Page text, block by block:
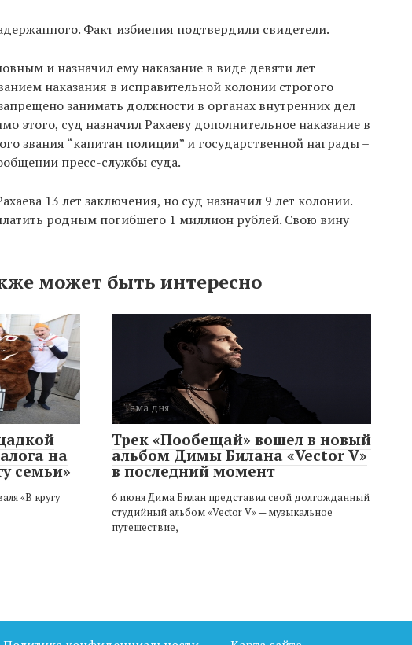
Факт избиения подтвердили свидетели.
и назначил ему наказание в виде девяти лет
наказания в исправительной колонии строгого
занимать должности в органах внутренних дел
этого, суд назначил Рахаеву дополнительное наказание в
звания “капитан полиции” и государственной награды –
пресс-службы суда.
13 лет заключения, но суд назначил 9 лет колонии.
родным погибшего 1 миллион рублей. Свою вину
может быть интересно
на
семьи»
«В кругу
Тема дня
Трек «Пообещай» вошел в новый
альбом Димы Билана «Vector V»
в последний момент
6 июня Дима Билан представил свой долгожданный
студийный альбом «Vector V» — музыкальное
путешествие,